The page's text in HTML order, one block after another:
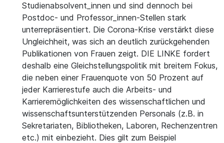
Studienabsolvent_innen und sind dennoch bei
Postdoc- und Professor_innen-Stellen stark
unterrepräsentiert. Die Corona-Krise verstärkt diese
Ungleichheit, was sich an deutlich zurückgehenden
Publikationen von Frauen zeigt. DIE LINKE fordert
deshalb eine Gleichstellungspolitik mit breitem Fokus,
die neben einer Frauenquote von 50 Prozent auf
jeder Karrierestufe auch die Arbeits- und
Karrieremöglichkeiten des wissenschaftlichen und
wissenschaftsunterstützenden Personals (z.B. in
Sekretariaten, Bibliotheken, Laboren, Rechenzentren
etc.) mit einbezieht. Dies gilt zum Beispiel